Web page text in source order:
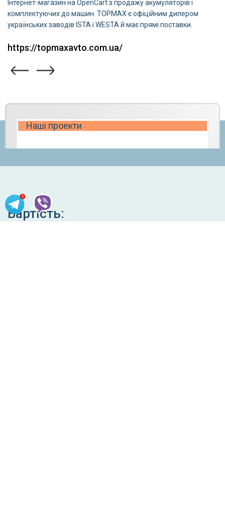
Інтернет-магазин на OpenCart з продажу акумуляторів і
комплектуючих до машин. TOPMAX є офіційним дилером
українських заводів ISTA і WESTA й має прямі поставки.
https://topmaxavto.com.ua/
Вартість: